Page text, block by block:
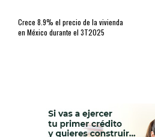
Crece 8.9% el precio de la vivienda
en México durante el 3T2025